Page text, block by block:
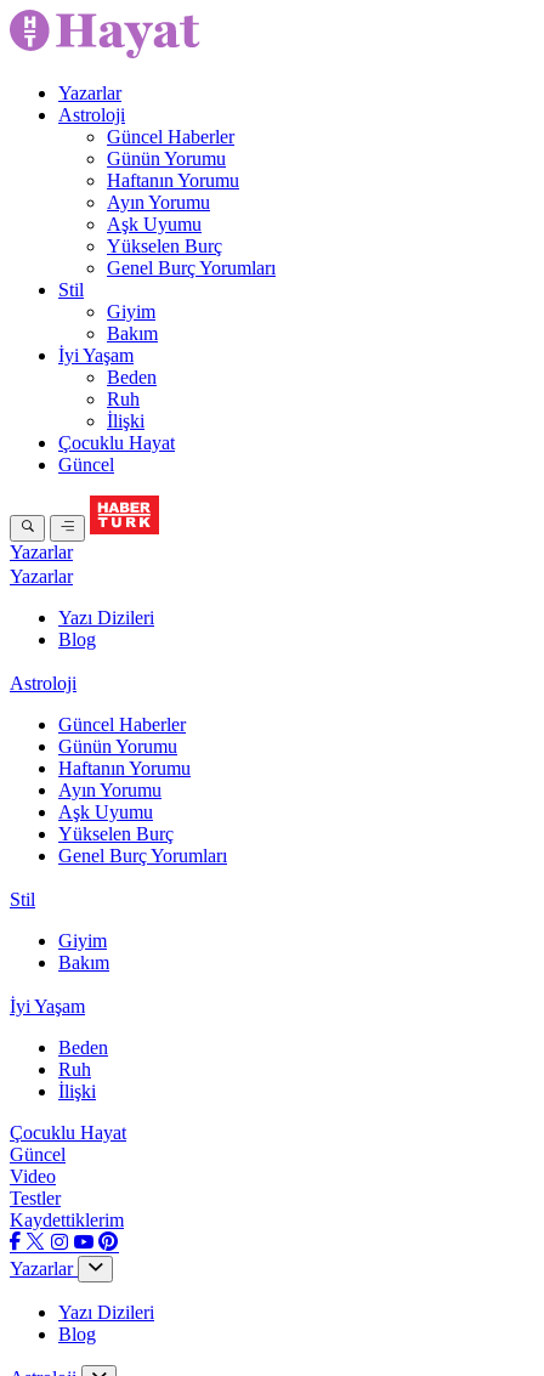
Yazarlar
Astroloji
Güncel Haberler
Günün Yorumu
Haftanın Yorumu
Ayın Yorumu
Aşk Uyumu
Yükselen Burç
Genel Burç Yorumları
Stil
Giyim
Bakım
İyi Yaşam
Beden
Ruh
İlişki
Çocuklu Hayat
Güncel
Yazarlar
Yazarlar
Yazı Dizileri
Blog
Astroloji
Güncel Haberler
Günün Yorumu
Haftanın Yorumu
Ayın Yorumu
Aşk Uyumu
Yükselen Burç
Genel Burç Yorumları
Stil
Giyim
Bakım
İyi Yaşam
Beden
Ruh
İlişki
Çocuklu Hayat
Güncel
Video
Testler
Kaydettiklerim
Yazarlar
Yazı Dizileri
Blog